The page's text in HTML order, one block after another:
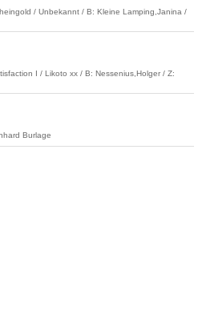
/ Unbekannt / B: Kleine Lamping,Janina /
I / Likoto xx / B: Nessenius,Holger / Z:
Burlage